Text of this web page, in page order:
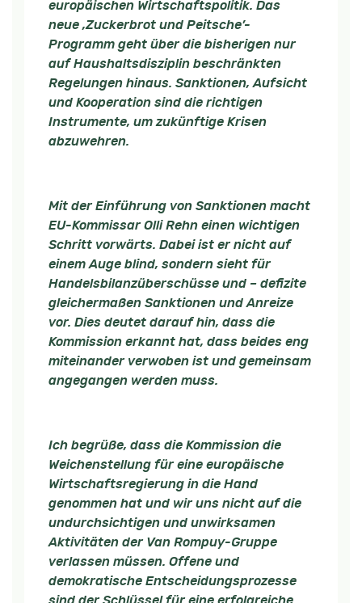
europäischen Wirtschaftspolitik. Das
neue ‚Zuckerbrot und Peitsche’-
Programm geht über die bisherigen nur
auf Haushaltsdisziplin beschränkten
Regelungen hinaus. Sanktionen, Aufsicht
und Kooperation sind die richtigen
Instrumente, um zukünftige Krisen
abzuwehren.
Mit der Einführung von Sanktionen macht
EU-Kommissar Olli Rehn einen wichtigen
Schritt vorwärts. Dabei ist er nicht auf
einem Auge blind, sondern sieht für
Handelsbilanzüberschüsse und – defizite
gleichermaßen Sanktionen und Anreize
vor. Dies deutet darauf hin, dass die
Kommission erkannt hat, dass beides eng
miteinander verwoben ist und gemeinsam
angegangen werden muss.
Ich begrüße, dass die Kommission die
Weichenstellung für eine europäische
Wirtschaftsregierung in die Hand
genommen hat und wir uns nicht auf die
undurchsichtigen und unwirksamen
Aktivitäten der Van Rompuy-Gruppe
verlassen müssen. Offene und
demokratische Entscheidungsprozesse